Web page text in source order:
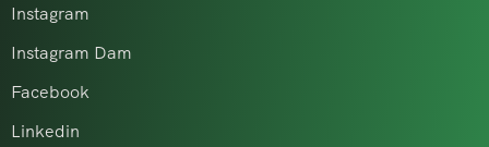
Instagram
Instagram Dam
Facebook
Linkedin